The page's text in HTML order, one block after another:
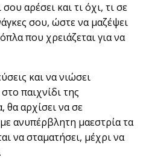
αρέσει και τι όχι, τι σε
σου, ώστε να μαζέψει
που χρειάζεται για να
και να νιώσει
παιχνίδι της
θα αρχίσει να σε
ανυπέρβλητη μαεστρία τα
να σταματήσει, μέχρι να